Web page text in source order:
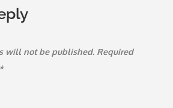
will not be published. Required
*